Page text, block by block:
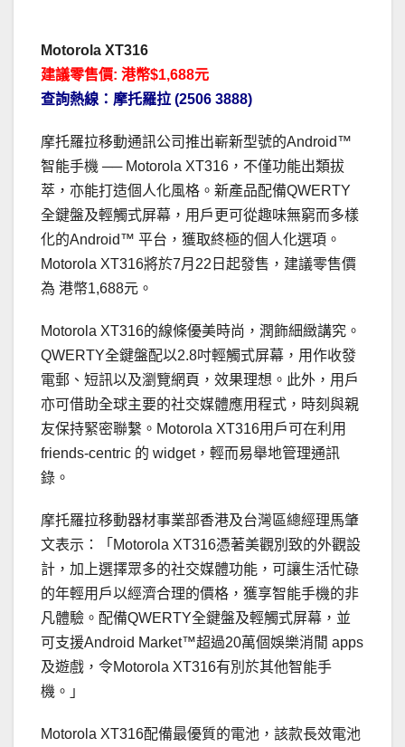
Motorola XT316
建議零售價: 港幣$1,688元
查詢熱線：摩托羅拉 (2506 3888)
摩托羅拉移動通訊公司推出嶄新型號的Android™
智能手機 ── Motorola XT316，不僅功能出類拔
萃，亦能打造個人化風格。新產品配備QWERTY
全鍵盤及輕觸式屏幕，用戶更可從趣味無窮而多樣
化的Android™ 平台，獲取終極的個人化選項。
Motorola XT316將於7月22日起發售，建議零售價
為 港幣1,688元。
Motorola XT316的線條優美時尚，潤飾細緻講究。
QWERTY全鍵盤配以2.8吋輕觸式屏幕，用作收發
電郵、短訊以及瀏覽網頁，效果理想。此外，用戶
亦可借助全球主要的社交媒體應用程式，時刻與親
友保持緊密聯繫。Motorola XT316用戶可在利用
friends-centric 的 widget，輕而易舉地管理通訊
錄。
摩托羅拉移動器材事業部香港及台灣區總經理馬肇
文表示：「Motorola XT316憑著美觀別致的外觀設
計，加上選擇眾多的社交媒體功能，可讓生活忙碌
的年輕用戶以經濟合理的價格，獲享智能手機的非
凡體驗。配備QWERTY全鍵盤及輕觸式屏幕，並
可支援Android Market™超過20萬個娛樂消閒 apps
及遊戲，令Motorola XT316有別於其他智能手
機。」
Motorola XT316配備最優質的電池，該款長效電池